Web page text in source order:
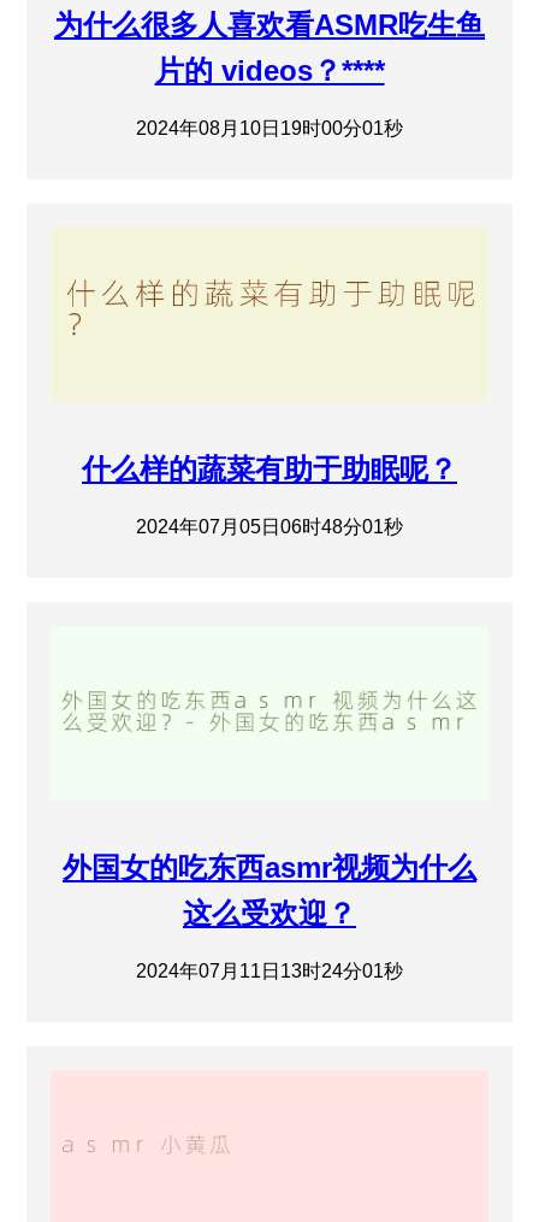
为什么很多人喜欢看ASMR吃生鱼
片的 videos？****
2024年08月10日19时00分01秒
什么样的蔬菜有助于助眠呢？
2024年07月05日06时48分01秒
外国女的吃东西asmr视频为什么
这么受欢迎？
2024年07月11日13时24分01秒